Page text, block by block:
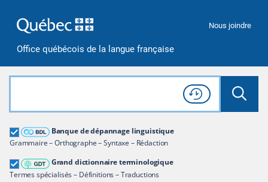
Office québécois de la langue française
Nous joindre
Rechercher dans tout le site
Lancer
Consulter l'
Historique
de recherche
Banque de dépannage linguistique
Grammaire – Orthographe – Syntaxe – Rédaction
Grand dictionnaire terminologique
Termes spécialisés – Définitions – Traductions
Grand dictionnaire terminologique
Restreindre aux termes